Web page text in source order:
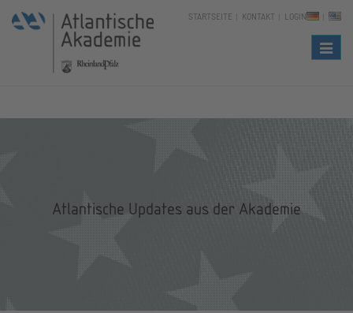
STARTSEITE KONTAKT LOGIN
Atlantische Updates aus der Akademie